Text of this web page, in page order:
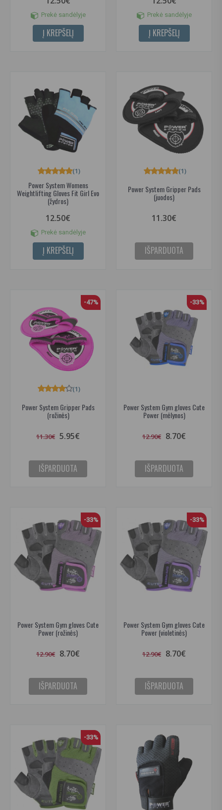
Prekė sandėlyje
Į KREPŠELĮ
Prekė sandėlyje
Į KREPŠELĮ
Power System Womens
Weightlifting Gloves Fit Girl Evo
(žydros)
(1)
12.50€
Prekė sandėlyje
Į KREPŠELĮ
Power System Gripper Pads
(juodos)
(1)
11.30€
IŠPARDUOTA
-47%
Power System Gripper Pads
(rožinės)
(1)
11.30€ 5.95€
IŠPARDUOTA
-33%
Power System Gym gloves Cute
Power (mėlynos)
12.90€ 8.70€
IŠPARDUOTA
-33%
Power System Gym gloves Cute
Power (rožinės)
12.90€ 8.70€
IŠPARDUOTA
-33%
Power System Gym gloves Cute
Power (violetinės)
12.90€ 8.70€
IŠPARDUOTA
-33%